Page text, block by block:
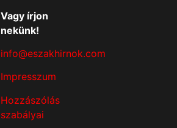
Vagy írjon
nekünk!
info@eszakhirnok.com
Impresszum
Hozzászólás
szabályai